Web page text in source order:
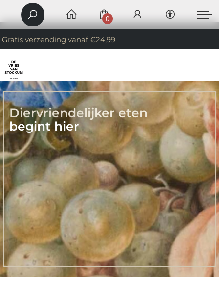
Gratis verzending vanaf €24,99
0
Diervriendelijker eten
begint hier